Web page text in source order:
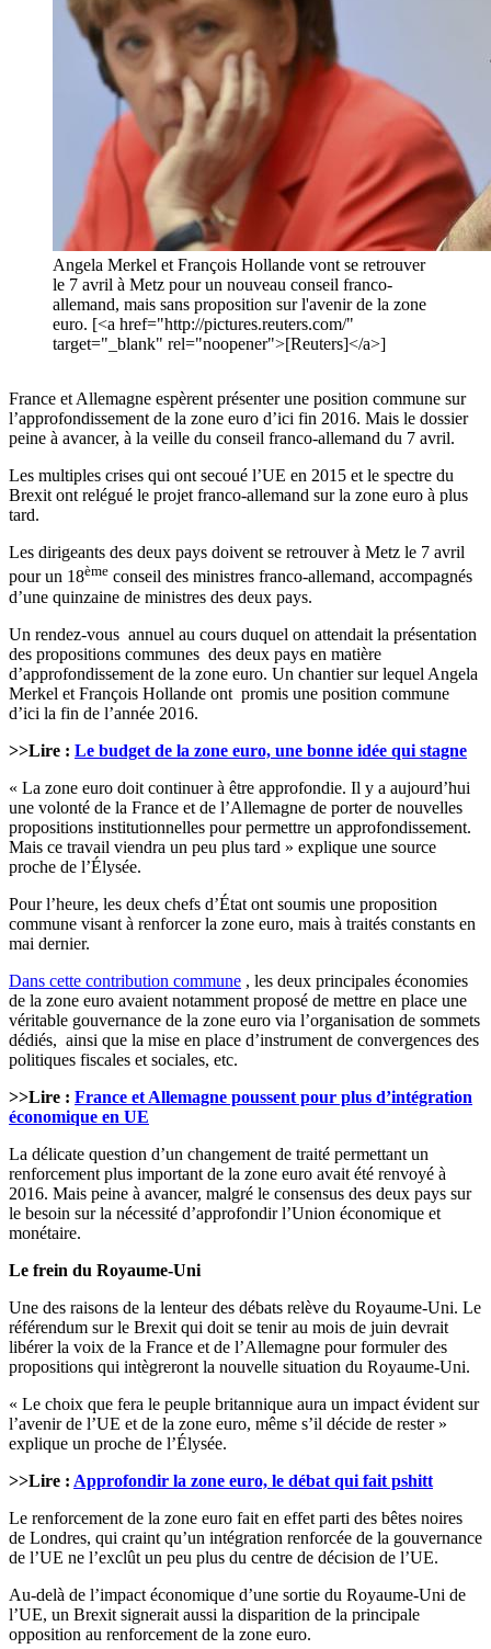
Angela Merkel et François Hollande vont se retrouver
le 7 avril à Metz pour un nouveau conseil franco-
allemand, mais sans proposition sur l'avenir de la zone
euro. [<a href="http://pictures.reuters.com/"
target="_blank" rel="noopener">[Reuters]</a>]
France et Allemagne espèrent présenter une position commune sur
l’approfondissement de la zone euro d’ici fin 2016. Mais le dossier
peine à avancer, à la veille du conseil franco-allemand du 7 avril.
Les multiples crises qui ont secoué l’UE en 2015 et le spectre du
Brexit ont relégué le projet franco-allemand sur la zone euro à plus
tard.
Les dirigeants des deux pays doivent se retrouver à Metz le 7 avril
pour un 18ème conseil des ministres franco-allemand, accompagnés
d’une quinzaine de ministres des deux pays.
Un rendez-vous annuel au cours duquel on attendait la présentation
des propositions communes des deux pays en matière
d’approfondissement de la zone euro. Un chantier sur lequel Angela
Merkel et François Hollande ont promis une position commune
d’ici la fin de l’année 2016.
>>Lire : Le budget de la zone euro, une bonne idée qui stagne
« La zone euro doit continuer à être approfondie. Il y a aujourd’hui
une volonté de la France et de l’Allemagne de porter de nouvelles
propositions institutionnelles pour permettre un approfondissement.
Mais ce travail viendra un peu plus tard » explique une source
proche de l’Élysée.
Pour l’heure, les deux chefs d’État ont soumis une proposition
commune visant à renforcer la zone euro, mais à traités constants en
mai dernier.
Dans cette contribution commune , les deux principales économies
de la zone euro avaient notamment proposé de mettre en place une
véritable gouvernance de la zone euro via l’organisation de sommets
dédiés, ainsi que la mise en place d’instrument de convergences des
politiques fiscales et sociales, etc.
>>Lire : France et Allemagne poussent pour plus d’intégration
économique en UE
La délicate question d’un changement de traité permettant un
renforcement plus important de la zone euro avait été renvoyé à
2016. Mais peine à avancer, malgré le consensus des deux pays sur
le besoin sur la nécessité d’approfondir l’Union économique et
monétaire.
Le frein du Royaume-Uni
Une des raisons de la lenteur des débats relève du Royaume-Uni. Le
référendum sur le Brexit qui doit se tenir au mois de juin devrait
libérer la voix de la France et de l’Allemagne pour formuler des
propositions qui intègreront la nouvelle situation du Royaume-Uni.
« Le choix que fera le peuple britannique aura un impact évident sur
l’avenir de l’UE et de la zone euro, même s’il décide de rester »
explique un proche de l’Élysée.
>>Lire : Approfondir la zone euro, le débat qui fait pshitt
Le renforcement de la zone euro fait en effet parti des bêtes noires
de Londres, qui craint qu’un intégration renforcée de la gouvernance
de l’UE ne l’exclût un peu plus du centre de décision de l’UE.
Au-delà de l’impact économique d’une sortie du Royaume-Uni de
l’UE, un Brexit signerait aussi la disparition de la principale
opposition au renforcement de la zone euro.